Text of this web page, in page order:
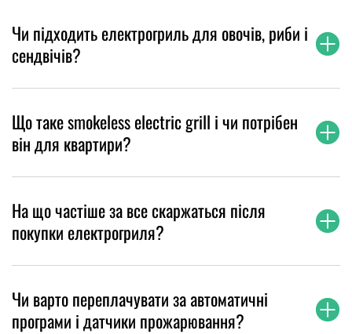
Чи підходить електрогриль для овочів, риби і
сендвічів?
Що таке smokeless electric grill і чи потрібен
він для квартири?
На що частіше за все скаржаться після
покупки електрогриля?
Чи варто переплачувати за автоматичні
програми і датчики прожарювання?